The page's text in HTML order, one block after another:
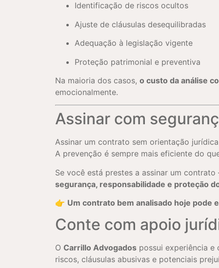
Identificação de riscos ocultos
Ajuste de cláusulas desequilibradas
Adequação à legislação vigente
Proteção patrimonial e preventiva
Na maioria dos casos, o custo da análise
emocionalmente.
Assinar com
Assinar um contrato sem orientação
A prevenção é sempre mais eficiente do
Se você está prestes a assinar um
segurança, responsabilidade e proteção
👉 Um contrato bem analisado hoje pode
Conte com apoio
O Carrillo Advogados possui experiência e
riscos, cláusulas abusivas e potenciais